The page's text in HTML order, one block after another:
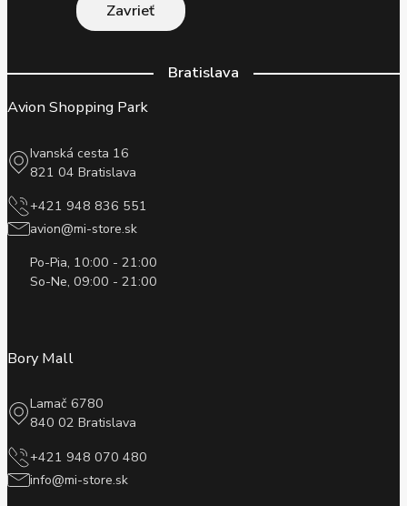
Zavrieť
Bratislava
Avion Shopping Park
Ivanská cesta 16
821 04 Bratislava
+421 948 836 551
avion@mi-store.sk
Po-Pia, 10:00 - 21:00
So-Ne, 09:00 - 21:00
Bory Mall
Lamač 6780
840 02 Bratislava
+421 948 070 480
info@mi-store.sk